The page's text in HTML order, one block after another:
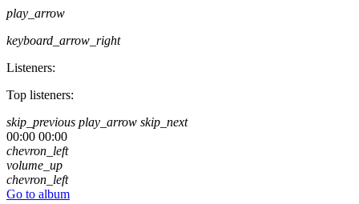
play_arrow
keyboard_arrow_right
Listeners:
Top listeners:
skip_previous play_arrow skip_next
00:00 00:00
chevron_left
volume_up
chevron_left
Go to album